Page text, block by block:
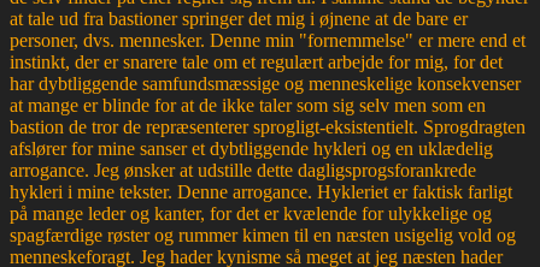
at tale ud fra bastioner springer det mig i øjnene at de bare er
personer, dvs. mennesker. Denne min "fornemmelse" er mere end et
instinkt, der er snarere tale om et regulært arbejde for mig, for det
har dybtliggende samfundsmæssige og menneskelige konsekvenser
at mange er blinde for at de ikke taler som sig selv men som en
bastion de tror de repræsenterer sprogligt-eksistentielt. Sprogdragten
afslører for mine sanser et dybtliggende hykleri og en uklædelig
arrogance. Jeg ønsker at udstille dette dagligsprogsforankrede
hykleri i mine tekster. Denne arrogance. Hykleriet er faktisk farligt
på mange leder og kanter, for det er kvælende for ulykkelige og
spagfærdige røster og rummer kimen til en næsten usigelig vold og
menneskeforagt. Jeg hader kynisme så meget at jeg næsten hader